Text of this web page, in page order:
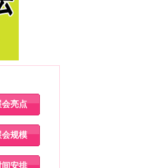
会亮点
会规模
间安排